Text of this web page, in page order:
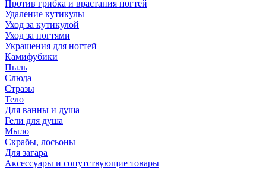
Против грибка и врастания ногтей
Удаление кутикулы
Уход за кутикулой
Уход за ногтями
Украшения для ногтей
Камифубики
Пыль
Слюда
Стразы
Тело
Для ванны и душа
Гели для душа
Мыло
Скрабы, лосьоны
Для загара
Аксессуары и сопутствующие товары